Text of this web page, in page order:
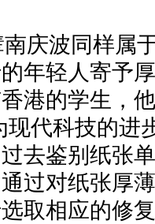
庆波同样属
年轻人寄予
港的学生，
现代科技的进
去鉴别纸张
过对纸张厚
取相应的修